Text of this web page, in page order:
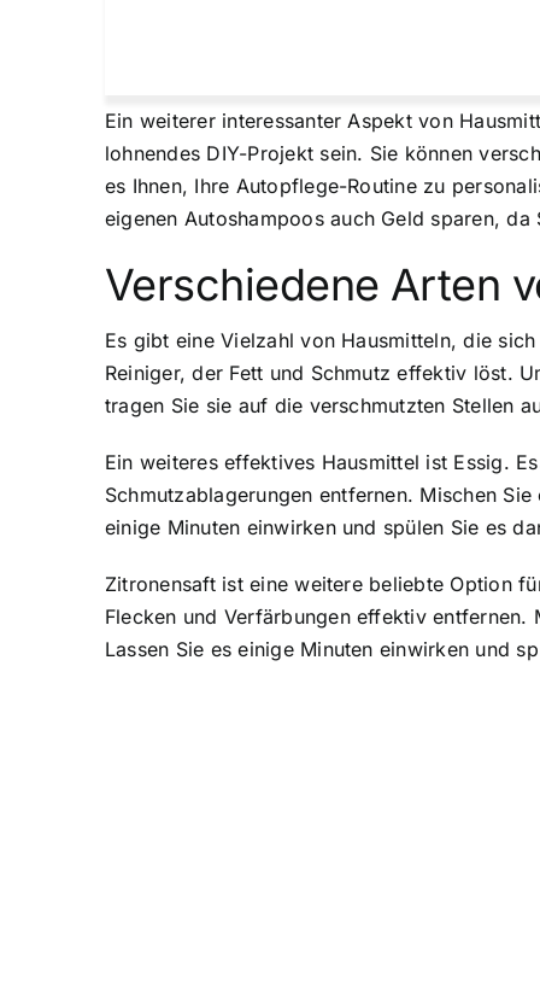
Ein weiterer interessanter Aspekt von
lohnendes DIY-Projekt sein. Sie können
es Ihnen, Ihre Autopflege-Routine zu
eigenen Autoshampoos auch Geld sparen,
Verschiedene Arten
Es gibt eine Vielzahl von Hausmitteln, die
Reiniger, der Fett und Schmutz effektiv löst.
tragen Sie sie auf die verschmutzten Stellen
Ein weiteres effektives Hausmittel ist Essig.
Schmutzablagerungen entfernen. Mischen
einige Minuten einwirken und spülen Sie es
Zitronensaft ist eine weitere beliebte Option
Flecken und Verfärbungen effektiv
Lassen Sie es einige Minuten einwirken und